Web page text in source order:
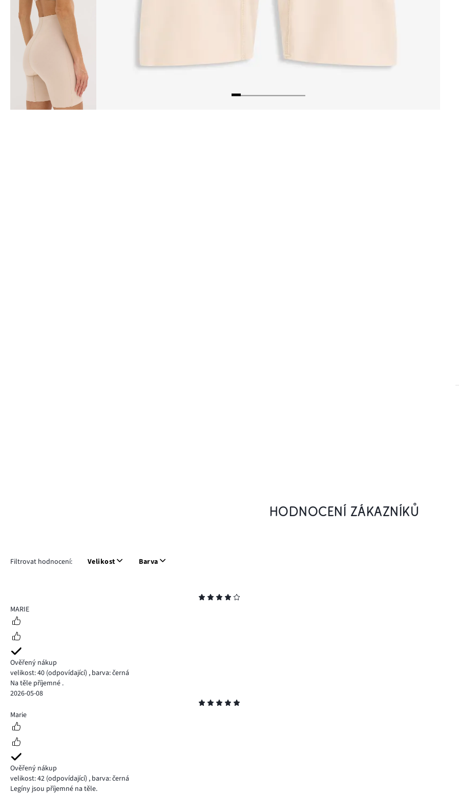
HODNOCENÍ ZÁKAZNÍKŮ
Filtrovat hodnocení: Velikost Barva
4
MARIE
Ověřený nákup
velikost: 40 (odpovídající) , barva: černá
Na těle příjemné .
2026-05-08
5
Marie
Ověřený nákup
velikost: 42 (odpovídající) , barva: černá
Legíny jsou příjemné na těle.